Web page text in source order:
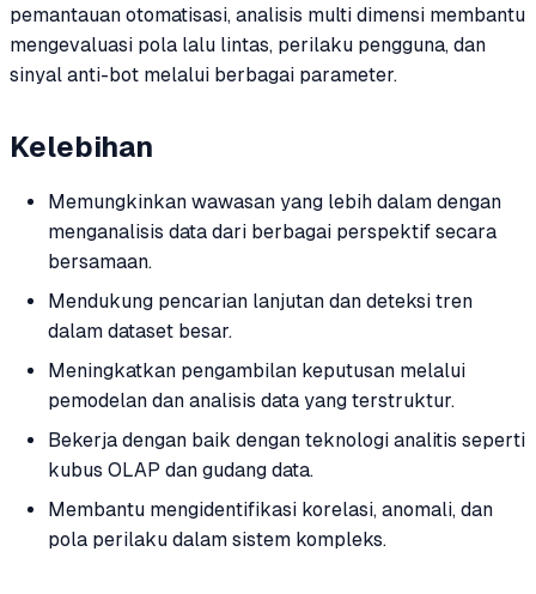
pemantauan otomatisasi, analisis multi dimensi membantu
mengevaluasi pola lalu lintas, perilaku pengguna, dan
sinyal anti-bot melalui berbagai parameter.
Kelebihan
Memungkinkan wawasan yang lebih dalam dengan
menganalisis data dari berbagai perspektif secara
bersamaan.
Mendukung pencarian lanjutan dan deteksi tren
dalam dataset besar.
Meningkatkan pengambilan keputusan melalui
pemodelan dan analisis data yang terstruktur.
Bekerja dengan baik dengan teknologi analitis seperti
kubus OLAP dan gudang data.
Membantu mengidentifikasi korelasi, anomali, dan
pola perilaku dalam sistem kompleks.